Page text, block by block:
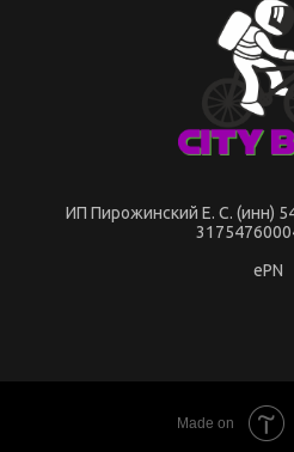
ИП Пирожинский Е. С. (инн)
ePN
Made on